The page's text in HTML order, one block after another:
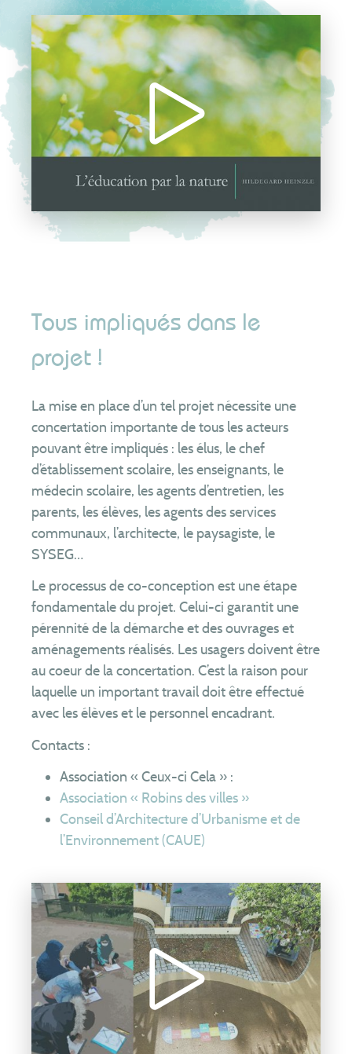
Tous impliqués dans le
projet !
La mise en place d’un tel projet nécessite une
concertation importante de tous les acteurs
pouvant être impliqués : les élus, le chef
d’établissement scolaire, les enseignants, le
médecin scolaire, les agents d’entretien, les
parents, les élèves, les agents des services
communaux, l’architecte, le paysagiste, le
SYSEG…
Le processus de co-conception est une étape
fondamentale du projet. Celui-ci garantit une
pérennité de la démarche et des ouvrages et
aménagements réalisés. Les usagers doivent être
au coeur de la concertation. C’est la raison pour
laquelle un important travail doit être effectué
avec les élèves et le personnel encadrant.
Contacts :
Association « Ceux-ci Cela » :
Association « Robins des villes »
Conseil d’Architecture d’Urbanisme et de
l’Environnement (CAUE)